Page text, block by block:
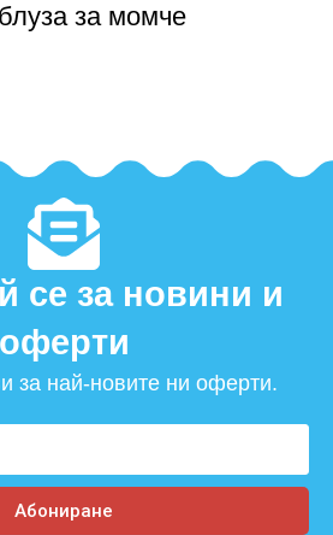
за момче
се за новини и
оферти​
за най-новите ни оферти.
Абониране